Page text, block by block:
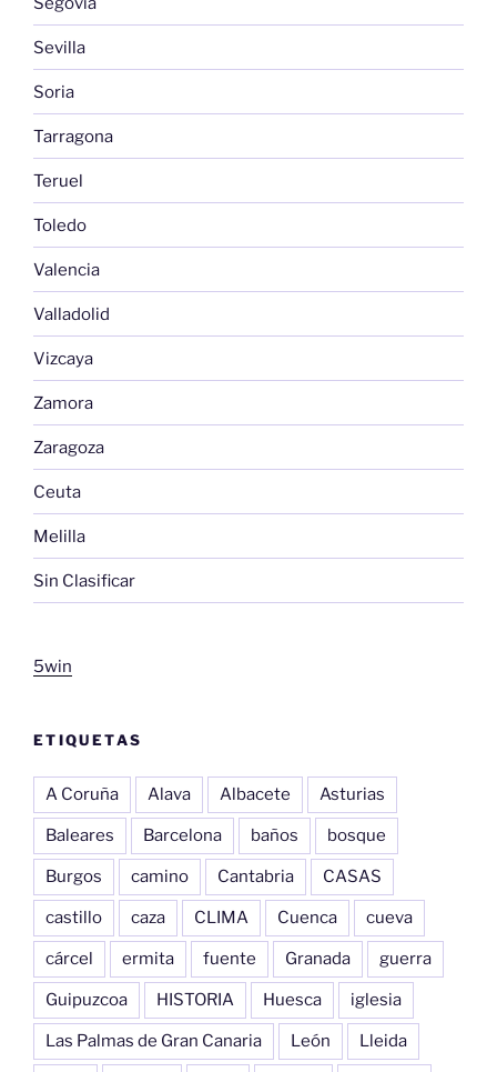
Sevilla
Soria
Tarragona
Teruel
Toledo
Valencia
Valladolid
Vizcaya
Zamora
Zaragoza
Ceuta
Melilla
Sin Clasificar
5win
ETIQUETAS
A Coruña Alava Albacete Asturias
Baleares Barcelona baños bosque
Burgos camino Cantabria CASAS
castillo caza CLIMA Cuenca cueva
cárcel ermita fuente Granada guerra
Guipuzcoa HISTORIA Huesca iglesia
Las Palmas de Gran Canaria León Lleida